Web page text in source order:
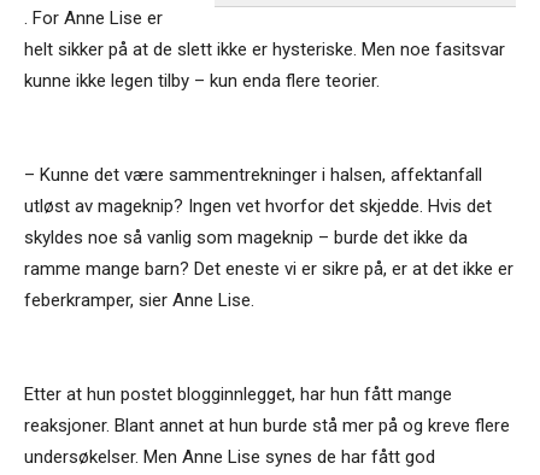
. For Anne Lise er
helt sikker på at de slett ikke er hysteriske. Men noe fasitsvar
kunne ikke legen tilby – kun enda flere teorier.
– Kunne det være sammentrekninger i halsen, affektanfall
utløst av mageknip? Ingen vet hvorfor det skjedde. Hvis det
skyldes noe så vanlig som mageknip – burde det ikke da
ramme mange barn? Det eneste vi er sikre på, er at det ikke er
feberkramper, sier Anne Lise.
Etter at hun postet blogginnlegget, har hun fått mange
reaksjoner. Blant annet at hun burde stå mer på og kreve flere
undersøkelser. Men Anne Lise synes de har fått god